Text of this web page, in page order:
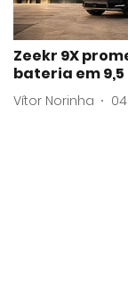
Zeekr 9X
bateria em
Vítor Norinha